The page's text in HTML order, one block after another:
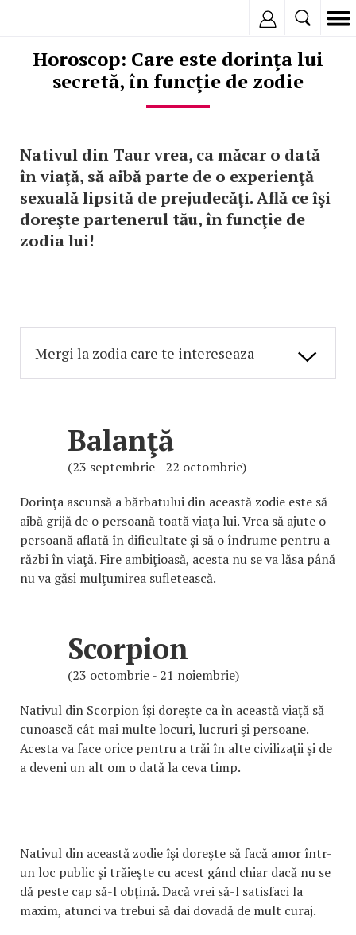
Horoscop: Care este dorinţa lui
secretă, în funcţie de zodie
Nativul din Taur vrea, ca măcar o dată
în viaţă, să aibă parte de o experienţă
sexuală lipsită de prejudecăţi. Află ce îşi
doreşte partenerul tău, în funcţie de
zodia lui!
Balanţă
(23 septembrie - 22 octombrie)
Dorinţa ascunsă a bărbatului din această zodie este să
aibă grijă de o persoană toată viaţa lui. Vrea să ajute o
persoană aflată în dificultate şi să o îndrume pentru a
răzbi în viaţă. Fire ambiţioasă, acesta nu se va lăsa până
nu va găsi mulţumirea sufletească.
Scorpion
(23 octombrie - 21 noiembrie)
Nativul din Scorpion îşi doreşte ca în această viaţă să
cunoască cât mai multe locuri, lucruri şi persoane.
Acesta va face orice pentru a trăi în alte civilizaţii şi de
a deveni un alt om o dată la ceva timp.
Nativul din această zodie îşi doreşte să facă amor într-
un loc public şi trăieşte cu acest gând chiar dacă nu se
dă peste cap să-l obţină. Dacă vrei să-l satisfaci la
maxim, atunci va trebui să dai dovadă de mult curaj.